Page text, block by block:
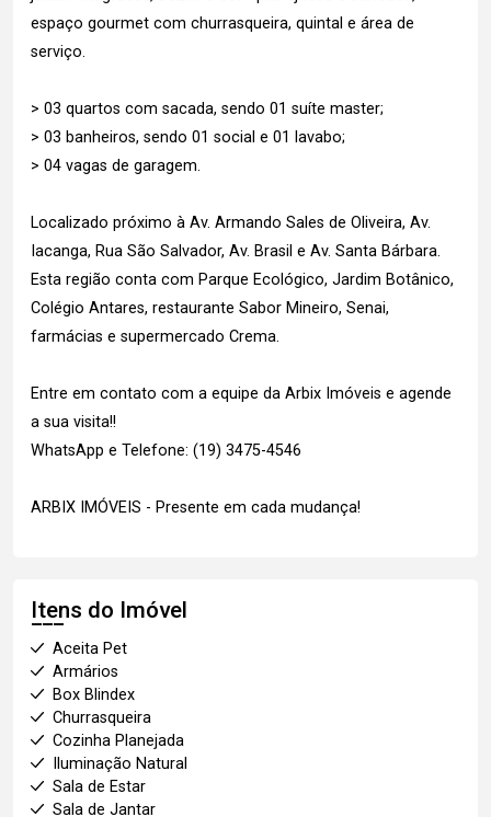
espaço gourmet com churrasqueira, quintal e área de
serviço.
> 03 quartos com sacada, sendo 01 suíte master;
> 03 banheiros, sendo 01 social e 01 lavabo;
> 04 vagas de garagem.
Localizado próximo à Av. Armando Sales de Oliveira, Av.
Iacanga, Rua São Salvador, Av. Brasil e Av. Santa Bárbara.
Esta região conta com Parque Ecológico, Jardim Botânico,
Colégio Antares, restaurante Sabor Mineiro, Senai,
farmácias e supermercado Crema.
Entre em contato com a equipe da Arbix Imóveis e agende
a sua visita!!
WhatsApp e Telefone: (19) 3475-4546
ARBIX IMÓVEIS - Presente em cada mudança!
Itens do Imóvel
Aceita Pet
Armários
Box Blindex
Churrasqueira
Cozinha Planejada
Iluminação Natural
Sala de Estar
Sala de Jantar